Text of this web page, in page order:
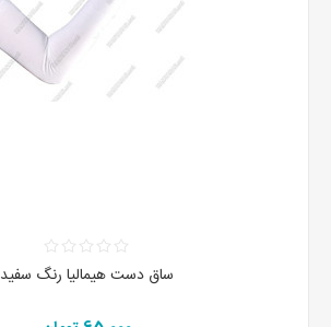
ساق دست هیمالیا رنگ سفید